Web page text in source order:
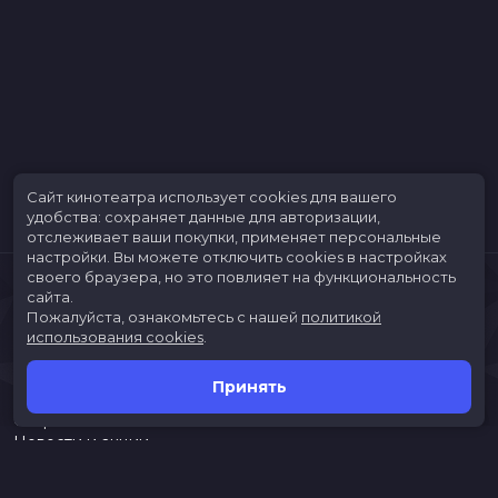
Скоро в кино
Новости и акции
Сайт кинотеатра использует cookies для вашего
удобства: сохраняет данные для авторизации,
отслеживает ваши покупки, применяет персональные
настройки. Вы можете отключить cookies в настройках
своего браузера, но это повлияет на функциональность
сайта.
Пожалуйста, ознакомьтесь с нашей политикой
использования cookies
Принять